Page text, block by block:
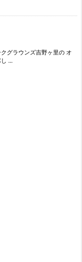
グラウンズ吉野ヶ里の オ
...